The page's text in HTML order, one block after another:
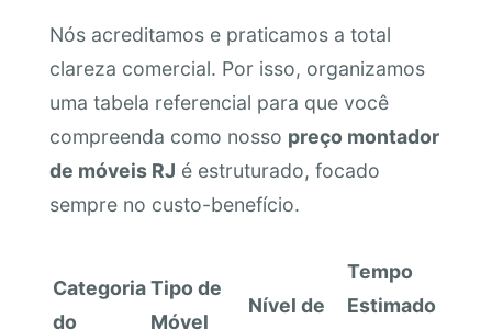
Nós acreditamos e praticamos a total
clareza comercial. Por isso, organizamos
uma tabela referencial para que você
compreenda como nosso preço montador
de móveis RJ é estruturado, focado
sempre no custo-benefício.
Categoria
do
Tipo de
Móvel
Nível de
Tempo
Estimado